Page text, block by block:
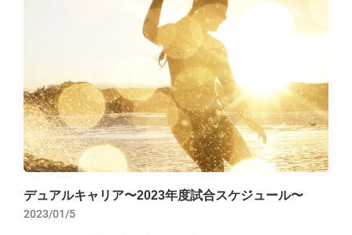
デュアルキャリア〜2023年度試合スケジュール〜
2023/01/5